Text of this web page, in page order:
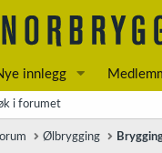
innlegg
i forumet
Ølbrygging